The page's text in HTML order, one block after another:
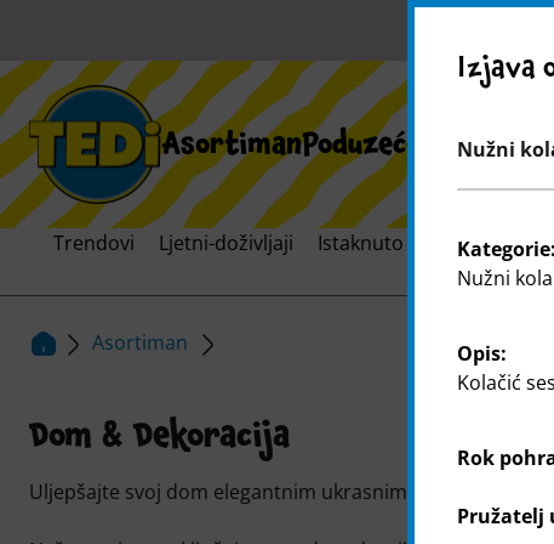
AsortimanPoduzeće Širenje
Trendovi Ljetni-doživljaji Istaknuto Svijet
Asortiman
Dom & Dekoracija
Uljepšajte svoj dom elegantnim ukrasnim predmetima iz
Izjava
Nužni
Kategorie:
Nužni
Opis:
Kolačić
Rok
Pružatelj